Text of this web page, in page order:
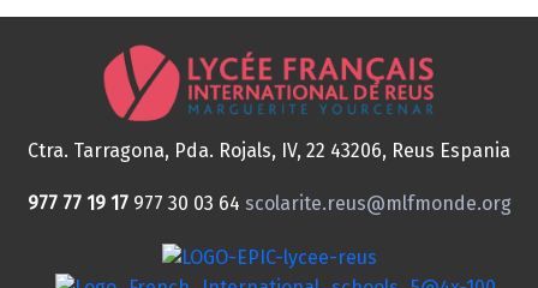
Ctra. Tarragona, Pda. Rojals, IV, 22 43206, Reus Espania
977 77 19 17 977 30 03 64 scolarite.reus@mlfmonde.org